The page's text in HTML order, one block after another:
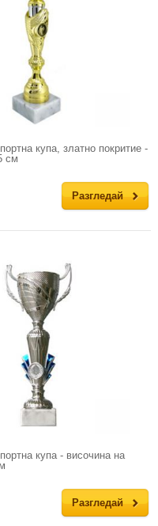
купа, златно покритие -
см
Разгледай
купа - височина на
Разгледай